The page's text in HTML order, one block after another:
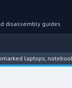
disassembly guides
laptops,